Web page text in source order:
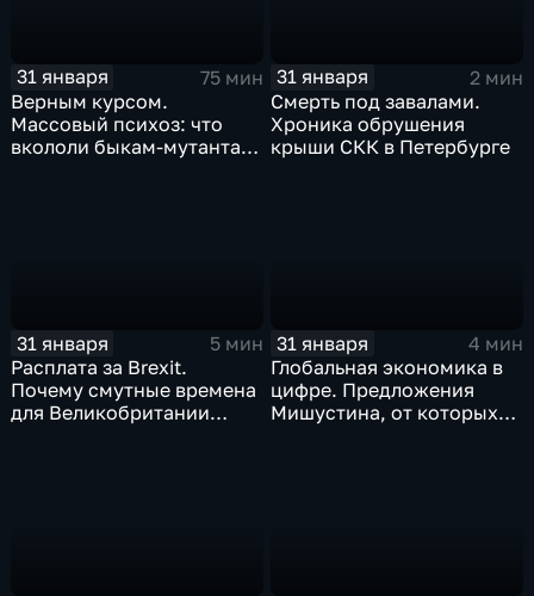
31 января
75 мин
Верным курсом.
Массовый психоз: что
вкололи быкам-мутантам,
31 января
2 мин
Смерть под завалами.
Хроника обрушения
крыши СКК в Петербурге
31 января
5 мин
Расплата за Brexit.
Почему смутные времена
для Великобритании
31 января
4 мин
Глобальная экономика в
цифре. Предложения
Мишустина, от которых